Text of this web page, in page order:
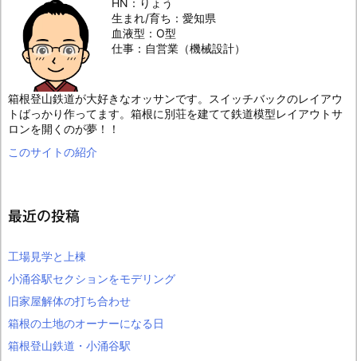
HN：りょう
生まれ/育ち：愛知県
血液型：O型
仕事：自営業（機械設計）
箱根登山鉄道が大好きなオッサンです。スイッチバックのレイアウ
トばっかり作ってます。箱根に別荘を建てて鉄道模型レイアウトサ
ロンを開くのが夢！！
このサイトの紹介
最近の投稿
工場見学と上棟
小涌谷駅セクションをモデリング
旧家屋解体の打ち合わせ
箱根の土地のオーナーになる日
箱根登山鉄道・小涌谷駅